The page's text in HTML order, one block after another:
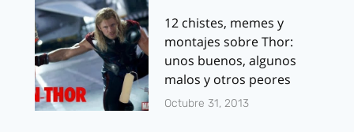
12 chistes, memes y
montajes sobre Thor:
unos buenos, algunos
malos y otros peores
Octubre 31, 2013